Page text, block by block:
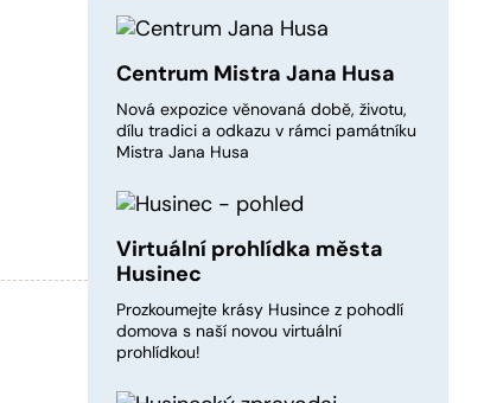
Centrum Mistra Jana Husa
Nová expozice věnovaná době, životu,
dílu tradici a odkazu v rámci památníku
Mistra Jana Husa
Virtuální prohlídka města
Husinec
Prozkoumejte krásy Husince z pohodlí
domova s naší novou virtuální
prohlídkou!